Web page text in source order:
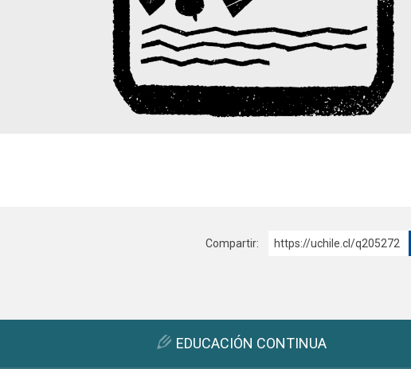
Compartir: https://uchile.cl/q205272
EDUCACIÓN CONTINUA